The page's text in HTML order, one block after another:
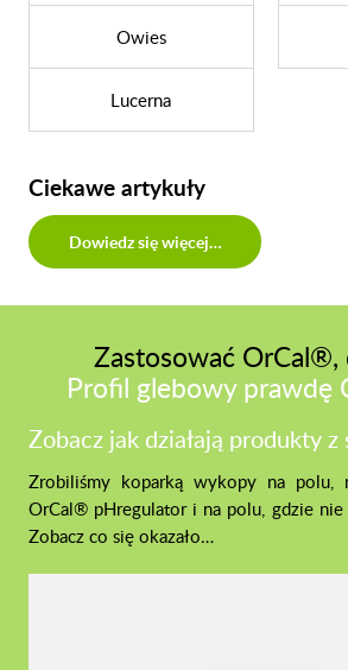
Owies
Lucerna
Ciekawe artykuły
Dowiedz się więcej…
Zastosować OrCal®,
Profil glebowy prawdę
Zobacz jak działają produkty
Zrobiliśmy koparką wykopy na polu,
OrCal® pHregulator i na polu, gdzie nie
Zobacz co się okazało…